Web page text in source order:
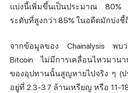
แบ่งนี้เพิ่มขึ้นเป็นประมาณ 80%
ระดับที่สูงกว่า 85% ในอดีตมักบ่ง
จากข้อมูลของ Chainalysis พบ
Bitcoin ไม่มีการเคลื่อนไหวมาน
ของอุปทานนั้นสูญหายไปจริง ๆ (
อยู่ที่ 2.3-3.7 ล้านเหรียญ หรือ 11-